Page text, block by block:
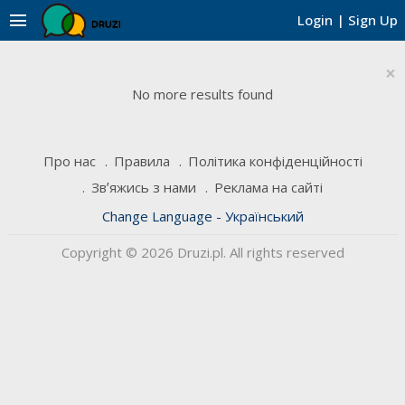
Login | Sign Up
menu
×
No more results found
Про нас Правила
Політика конфіденційності
Звʼяжись з нами
Реклама на сайті
Change Language - Український
Copyright © 2026 Druzi.pl. All rights reserved